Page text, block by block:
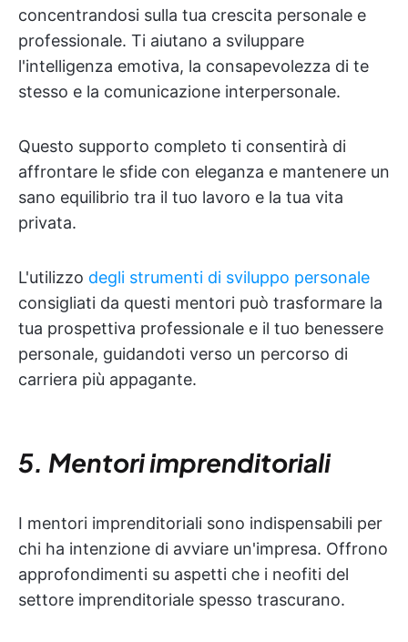
concentrandosi sulla tua crescita personale e
professionale. Ti aiutano a sviluppare
l'intelligenza emotiva, la consapevolezza di te
stesso e la comunicazione interpersonale.
Questo supporto completo ti consentirà di
affrontare le sfide con eleganza e mantenere un
sano equilibrio tra il tuo lavoro e la tua vita
privata.
L'utilizzo degli strumenti di sviluppo personale
consigliati da questi mentori può trasformare la
tua prospettiva professionale e il tuo benessere
personale, guidandoti verso un percorso di
carriera più appagante.
5. Mentori imprenditoriali
I mentori imprenditoriali sono indispensabili per
chi ha intenzione di avviare un'impresa. Offrono
approfondimenti su aspetti che i neofiti del
settore imprenditoriale spesso trascurano.